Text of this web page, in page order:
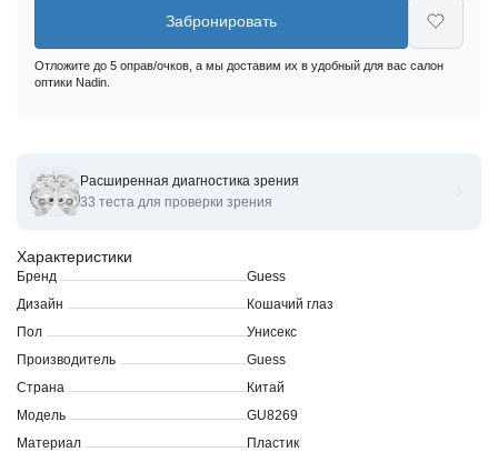
Оправы для очков корригирующих GUESS GU 8269 49
Характеристики
Бренд
Guess
Дизайн
Кошачий глаз
Пол
Унисекс
Производитель
Guess
Страна
Китай
Модель
GU8269
Материал
Пластик
Забронировать
Отложите до 5 оправ/очков, а мы доставим их в удобный для вас салон
оптики Nadin.
Расширенная диагностика зрения
33 теста для проверки зрения